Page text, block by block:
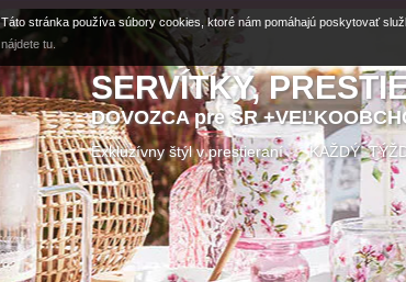
SERVÍTKY,
DOVOZCA pre SR
Exkluzívny štýl v prestieraní KAŽDÝ
Táto stránka používa súbory cookies, ktoré nám pomáhajú poskytovať
nájdete tu.